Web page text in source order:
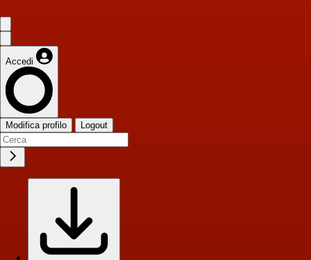
Accedi
Modifica profilo Logout